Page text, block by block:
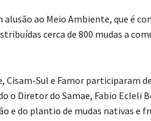
ao Meio Ambiente, que é
cerca de 800 mudas a
Cisam-Sul e Famor participaram
o Diretor do Samae, Fabio
e do plantio de mudas nativas e